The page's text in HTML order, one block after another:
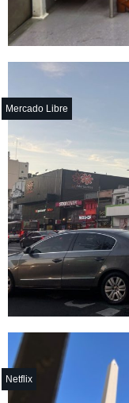
Mercado Libre
Netflix